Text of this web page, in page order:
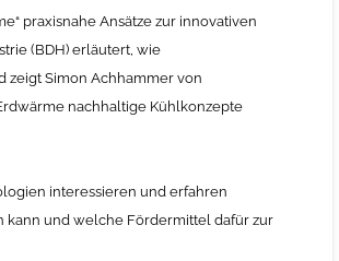
praxisnahe Ansätze zur innovativen
(BDH) erläutert, wie
zeigt Simon Achhammer von
nachhaltige Kühlkonzepte
interessieren und erfahren
kann und welche Fördermittel dafür zur